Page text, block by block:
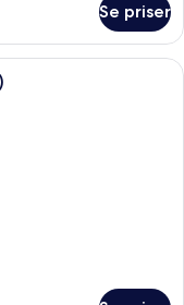
Se priser
med seng,